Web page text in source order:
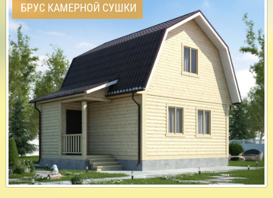
БРУС КАМЕРНОЙ СУШКИ